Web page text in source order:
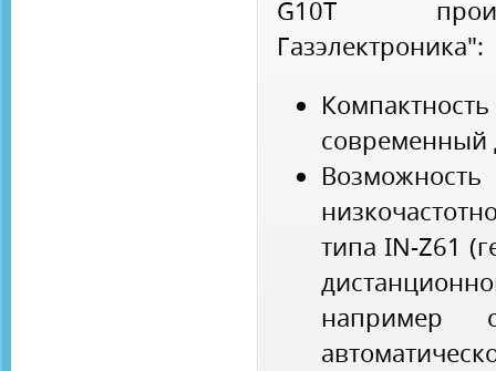
G10Т
Газэлектроника":
современный
типа IN-Z61
например